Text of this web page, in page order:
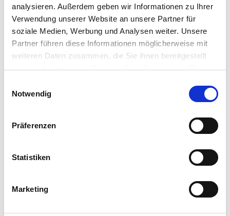
analysieren. Außerdem geben wir Informationen zu Ihrer
Verwendung unserer Website an unsere Partner für
soziale Medien, Werbung und Analysen weiter. Unsere
Partner führen diese Informationen möglicherweise mit
weiteren Daten zusammen, die Sie ihnen bereitgestellt
haben oder die sie im Rahmen Ihrer Nutzung der Dienste
Notwendig
Präferenzen
Statistiken
Marketing
€13.20 inkl. MwSt. zzgl. Versand
(€ 146.6/kg)
In den Warenkorb
€12.90 inkl. MwSt. zzgl. Versand
(€ 215/kg)
In den Warenkorb